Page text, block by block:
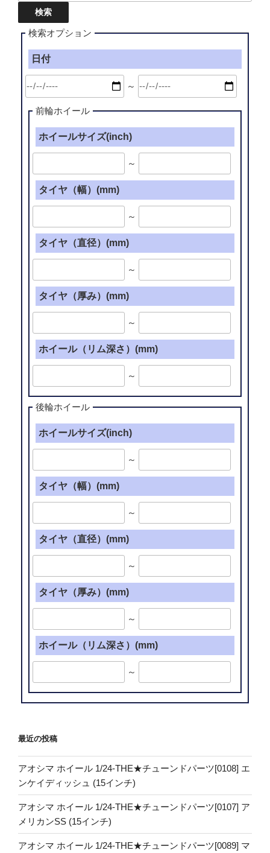
ン
検索オプション
日付
～
前輪ホイール
ホイールサイズ(inch)
～
タイヤ（幅）(mm)
～
タイヤ（直径）(mm)
～
タイヤ（厚み）(mm)
～
ホイール（リム深さ）(mm)
～
後輪ホイール
ホイールサイズ(inch)
～
タイヤ（幅）(mm)
～
タイヤ（直径）(mm)
～
タイヤ（厚み）(mm)
～
ホイール（リム深さ）(mm)
～
最近の投稿
アオシマ ホイール 1/24-THE★チューンドパーツ[0108] エ
ンケイディッシュ (15インチ)
アオシマ ホイール 1/24-THE★チューンドパーツ[0107] ア
メリカンSS (15インチ)
アオシマ ホイール 1/24-THE★チューンドパーツ[0089] マ